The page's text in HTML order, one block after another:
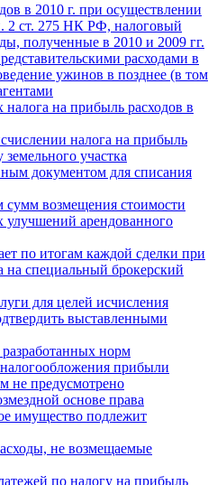
в 2010 г. при осуществлении
2 ст. 275 НК РФ, налоговый
полученные в 2010 и 2009 гг.
расходами в
ужинов в позднее (в том
на прибыль расходов в
налога на прибыль
участка
документом для списания
сумм возмещения стоимости
арендованного
по итогам каждой сделки при
на специальный брокерский
для целей исчисления
выставленными
норм
прибыли
не предусмотрено
основе права
имущество подлежит
не возмещаемые
по налогу на прибыль